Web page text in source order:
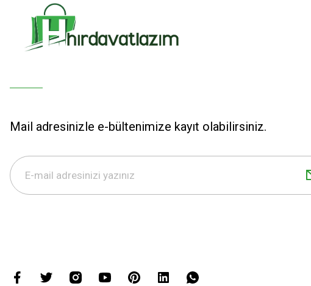
Mail adresinizle e-bültenimize kayıt olabilirsiniz.